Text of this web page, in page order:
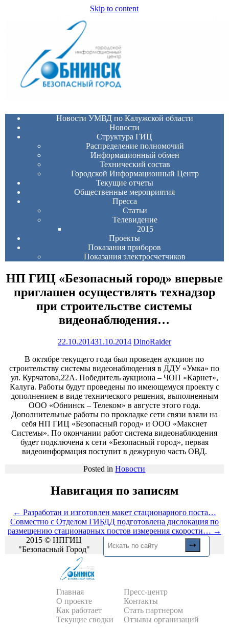
Skip to content
Новости УМВД по Калужской области
Новости
Структура ГИЦ
Распределение полномочий
Информационный обмен
Технический состав
Городской Информационный Центр
Текущие отчеты
Общественные мероприятия
Пресса
Статьи
Телевидение
2015
Проекты
Показания приборов
Показания электросчетчиков
НП ГИЦ «Безопасный город» впервые
приглашен осуществлять технадзор
при строительстве системы
видеонаблюдения…
22.10.201431.10.2014 DinoRaider
В октябре текущего года был проведен аукцион по
строительству системы видеонаблюдения в ДДУ «Умка» по
ул. Курчатова,22А. Победитель аукциона – ЧОП «Карнет»,
Калуга. Работы будут проведены по имеющемуся проекту с
дополнением в виде технического решения, выполненным
ООО «Обнинск – Телеком» в августе этого года.
Дополнительные работы по прокладке сети связи взяли на
себя НП ГИЦ «Безопасный город» и ООО «Макснет
Системы». По окончании работ система видеонаблюдения
будет подключена к сети «Безопасный город», первая
видеоинформация поступит в дежурную часть ОВД.
Posted inНовости
Навигация по записям
← Разработан и изготовлен макет стационарного поста…
Совместно с Отделом ГИБДД подготовлена дислокация по
размещению стационарных постов измерения скорости… →
Главная
О проекте
Как работает
Текущие сводки
Пресс-центр
Контакты
Стать партнером
Отзывы организаций
2015 © НПГИЦ
"Безопасный Город"